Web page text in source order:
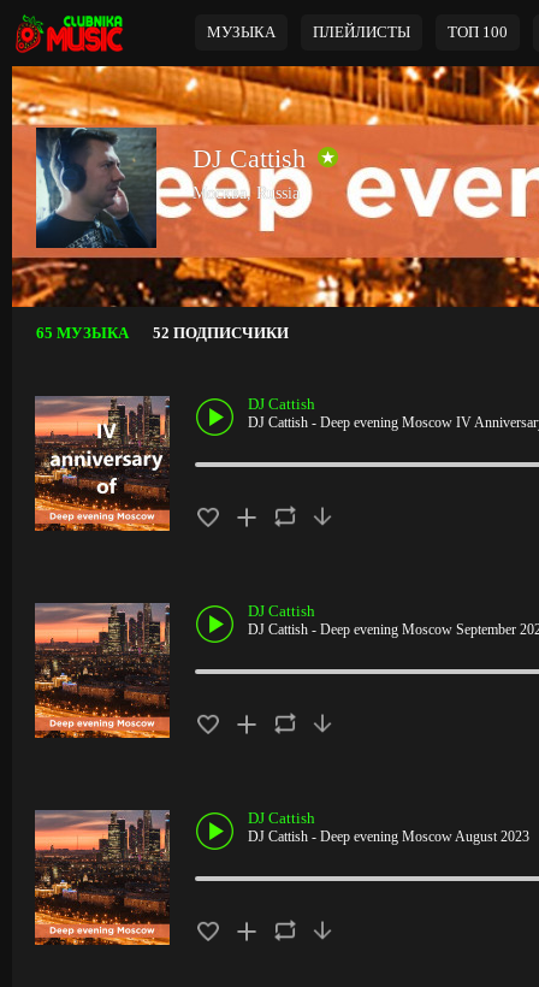
МУЗЫКА ПЛЕЙЛИСТЫ ТОП 100
DJ Cattish
Москва, Russia
65 МУЗЫКА 52 ПОДПИСЧИКИ
DJ Cattish
DJ Cattish - Deep evening Moscow IV
DJ Cattish
DJ Cattish - Deep evening Moscow September
DJ Cattish
DJ Cattish - Deep evening Moscow August 2023